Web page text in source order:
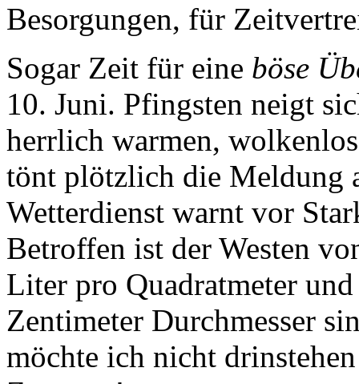
Sogar Zeit für eineböse
10. Juni. Pfingsten neigt
herrlich warmen,
tönt plötzlich die Meldung
Wetterdienst warnt vor
Betroffen ist der Westen
Liter pro Quadratmeter
Zentimeter Durchmesser
möchte ich nicht
Zentrum!